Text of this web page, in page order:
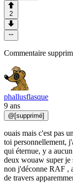
2
Commentaire
phallusflasque
9 ans
@ [supprimé]
ouais mais c'est pas
toi personnellement,
qui éternue, y a
deux wouaw super je
non j'déconne RAF ,
de travers